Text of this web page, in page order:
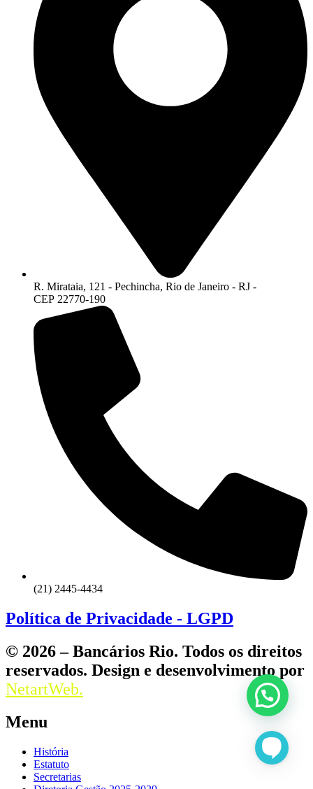
R. Mirataia, 121 - Pechincha, Rio de Janeiro - RJ -
CEP 22770-190
(21) 2445-4434
Política de Privacidade - LGPD
© 2026 – Bancários Rio. Todos os direitos
reservados. Design e desenvolvimento por
NetartWeb.
Menu
História
Estatuto
Secretarias